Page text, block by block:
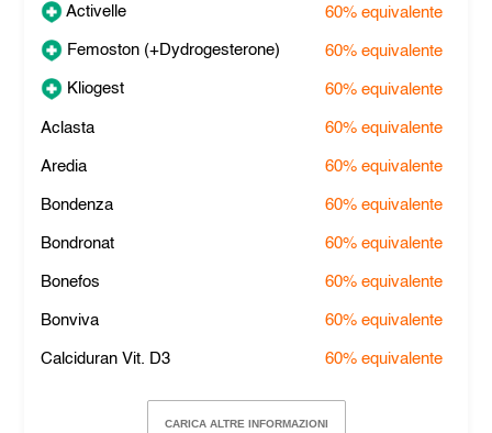
Activelle 60%equivalente
Femoston (+Dydrogesterone) 60%equivalente
Kliogest 60%equivalente
Aclasta 60%equivalente
Aredia 60%equivalente
Bondenza 60%equivalente
Bondronat 60%equivalente
Bonefos 60%equivalente
Bonviva 60%equivalente
Calciduran Vit. D3 60%equivalente
CARICA ALTRE INFORMAZIONI